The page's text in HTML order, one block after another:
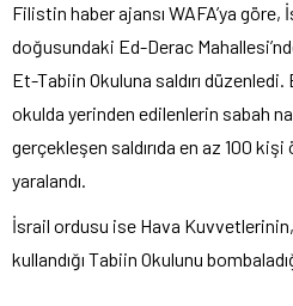
Filistin haber ajansı WAFA’ya göre,
doğusundaki Ed-Derac
Et-Tabiin Okuluna saldırı düzenledi.
okulda yerinden edilenlerin sabah
gerçekleşen saldırıda en az 100
yaralandı.
İsrail ordusu ise Hava Kuvvetlerinin,
kullandığı Tabiin Okulunu